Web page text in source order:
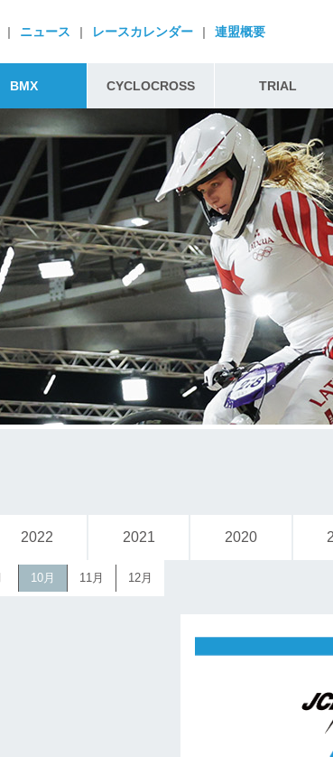
| ニュース | レースカレンダー | 連盟概要
BMX CYCLOCROSS TRIAL
2022 2021 2020
10月 11月 12月